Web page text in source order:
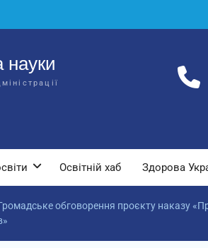
науки
Освітній хаб Здорова
обговорення проєкту наказу